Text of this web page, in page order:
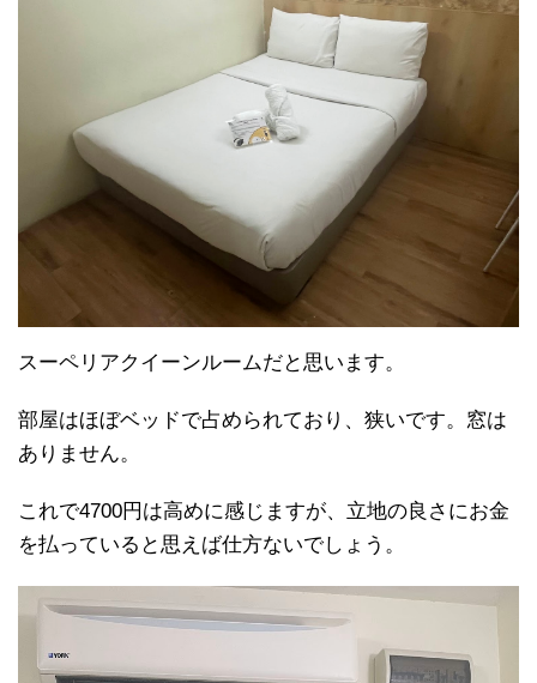
スーペリアクイーンルームだと思います。
部屋はほぼベッドで占められており、狭いです。窓は
ありません。
これで4700円は高めに感じますが、立地の良さにお金
を払っていると思えば仕方ないでしょう。